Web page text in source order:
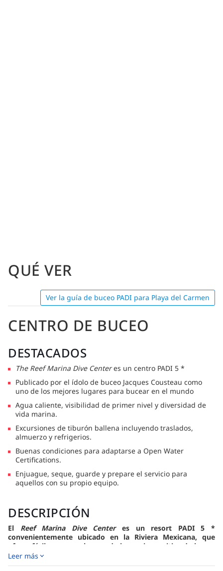
QUÉ VER
Ver la guía de buceo PADI para Playa del Carmen
CENTRO DE BUCEO
DESTACADOS
The Reef Marina Dive Centeres un centro PADI 5 *
Publicado por el ídolo de buceo Jacques Cousteau como
uno de los mejores lugares para bucear en el mundo
Agua caliente, visibilidad de primer nivel y diversidad de
vida marina.
Excursiones de tiburón ballena incluyendo traslados,
almuerzo y refrigerios.
Buenas condiciones para adaptarse a Open Water
Certifications.
Enjuague, seque, guarde y prepare el servicio para
aquellos con su propio equipo.
DESCRIPCIÓN
El Reef Marina Dive Centeres un resort PADI 5 *
convenientemente ubicado en la Riviera Mexicana, que
ofrece fácil acceso a algunos de los mejores sitios de buceo
de la zona.
Las aguas cálidas y tranquilas ofrecen a los buceadores
Leer más